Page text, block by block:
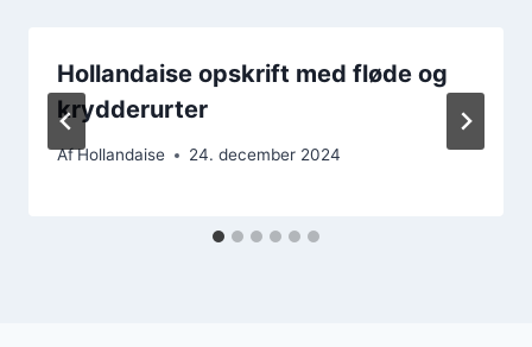
Hollandaise opskrift med fløde og
krydderurter
AfHollandaise 24. december 2024